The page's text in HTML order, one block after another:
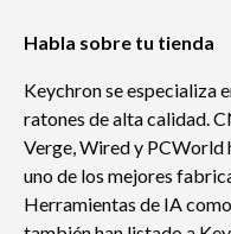
Habla sobre tu tienda
Keychron se especializa
ratones de alta calidad.
Verge, Wired y PCWorld
uno de los mejores
Herramientas de IA